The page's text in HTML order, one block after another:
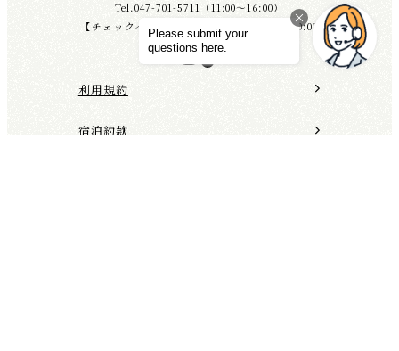
Tel.047-701-5711（11:00～16:00）
【チェックイン】15:00 【チェックアウト】10:00
Instagram
TikTok
利用規約
宿泊約款